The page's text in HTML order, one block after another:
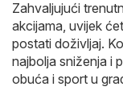
Zahvaljujući
akcijama, uvijek
postati doživljaj.
najbolja sniženja i
obuća i sport u